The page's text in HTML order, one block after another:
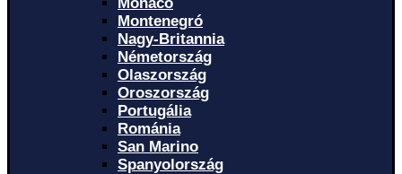
Montenegró
Nagy-Britannia
Németország
Olaszország
Oroszország
Portugália
Románia
San Marino
Spanyolország